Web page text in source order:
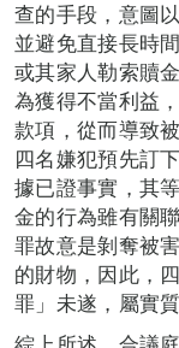
查的手段，意圖
並避免直接長時
或其家人勒索贖
為獲得不當利益
款項，從而導致
四名嫌犯預先訂
據已證事實，其
金的行為雖有關
罪故意是剝奪被
的財物，因此，
罪」未遂，屬實質